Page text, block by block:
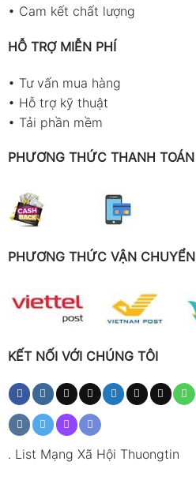
• Cam kết chất lượng
HỖ TRỢ MIỄN PHÍ
• Tư vấn mua hàng
• Hỗ trợ kỹ thuật
• Tải phần mềm
PHƯƠNG THỨC THANH TOÁN
PHƯƠNG THỨC VẬN CHUYỂN
KẾT NỐI VỚI CHÚNG TÔI
. List Mạng Xã Hội Thuongtin